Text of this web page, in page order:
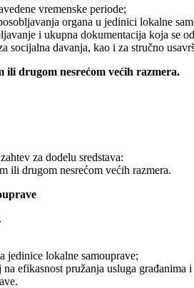
vremenske periode;
organa u jedinici lokalne
i ukupna dokumentacija koja se
davanja, kao i za stručno
ili drugom nesrećom većih razmera.
za dodelu sredstava:
ili drugom nesrećom većih razmera.
jedinice lokalne samouprave;
efikasnost pružanja usluga građanima